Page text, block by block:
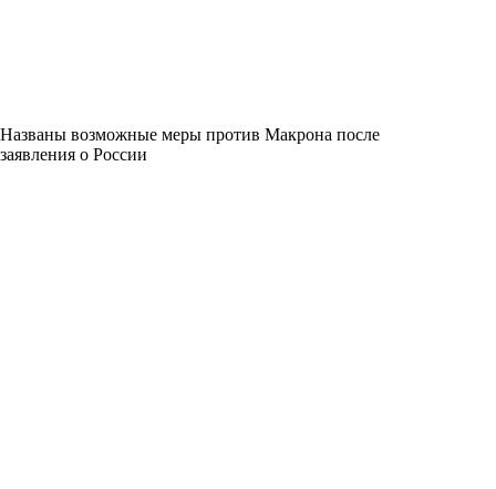
Названы возможные меры против Макрона после
заявления о России